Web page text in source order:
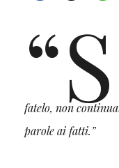
“S
fatelo, non
parole ai fatti.”